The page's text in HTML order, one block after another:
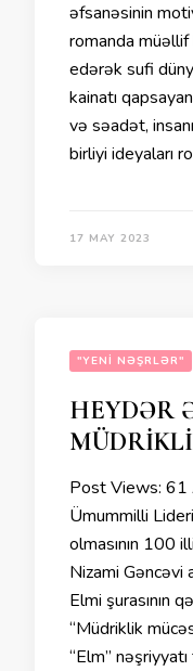
əfsanəsinin
romanda müəllif
edərək sufi
kainatı
və səadət,
birliyi ideyaları
17 MAY 2023
"YENI NƏŞRLƏR"
HEYDƏR
Post Views: 61
Ümummilli
olmasının 100
Nizami Gəncəvi
Elmi şurasının
“Müdriklik
“Elm”